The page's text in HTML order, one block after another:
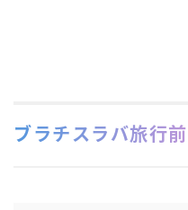
ブラチスラバ旅行